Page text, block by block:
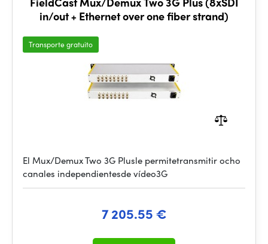
in/out + Ethernet over one fiber strand)
Transporte gratuito
El Mux/Demux Two 3G Plusle permitetransmitir ocho
canales independientesde vídeo3G
7 205.55 €